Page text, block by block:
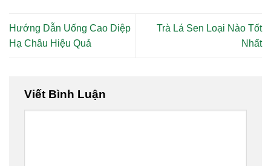
Hướng Dẫn Uống Cao Diệp
Hạ Châu Hiệu Quả
Trà Lá Sen Loại Nào Tốt
Nhất
Viết Bình Luận